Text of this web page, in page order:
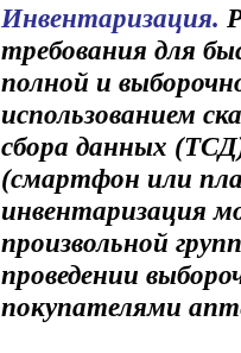
Инвентаризация.
требования для
полной и
использованием
сбора данных
(смартфон или
инвентаризация
произвольной
проведении
покупателями